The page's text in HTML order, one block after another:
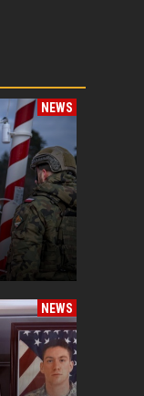
NEWS
NEWS